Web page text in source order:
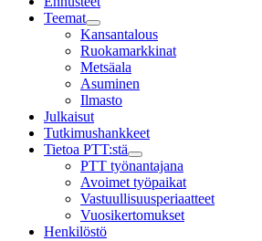
Teemat
Child
menu
Kansantalous
Ruokamarkkinat
Metsäala
Asuminen
Ilmasto
Julkaisut
Tutkimushankkeet
Tietoa PTT:stä
Child
menu
PTT työnantajana
Avoimet työpaikat
Vastuullisuusperiaatteet
Vuosikertomukset
Henkilöstö